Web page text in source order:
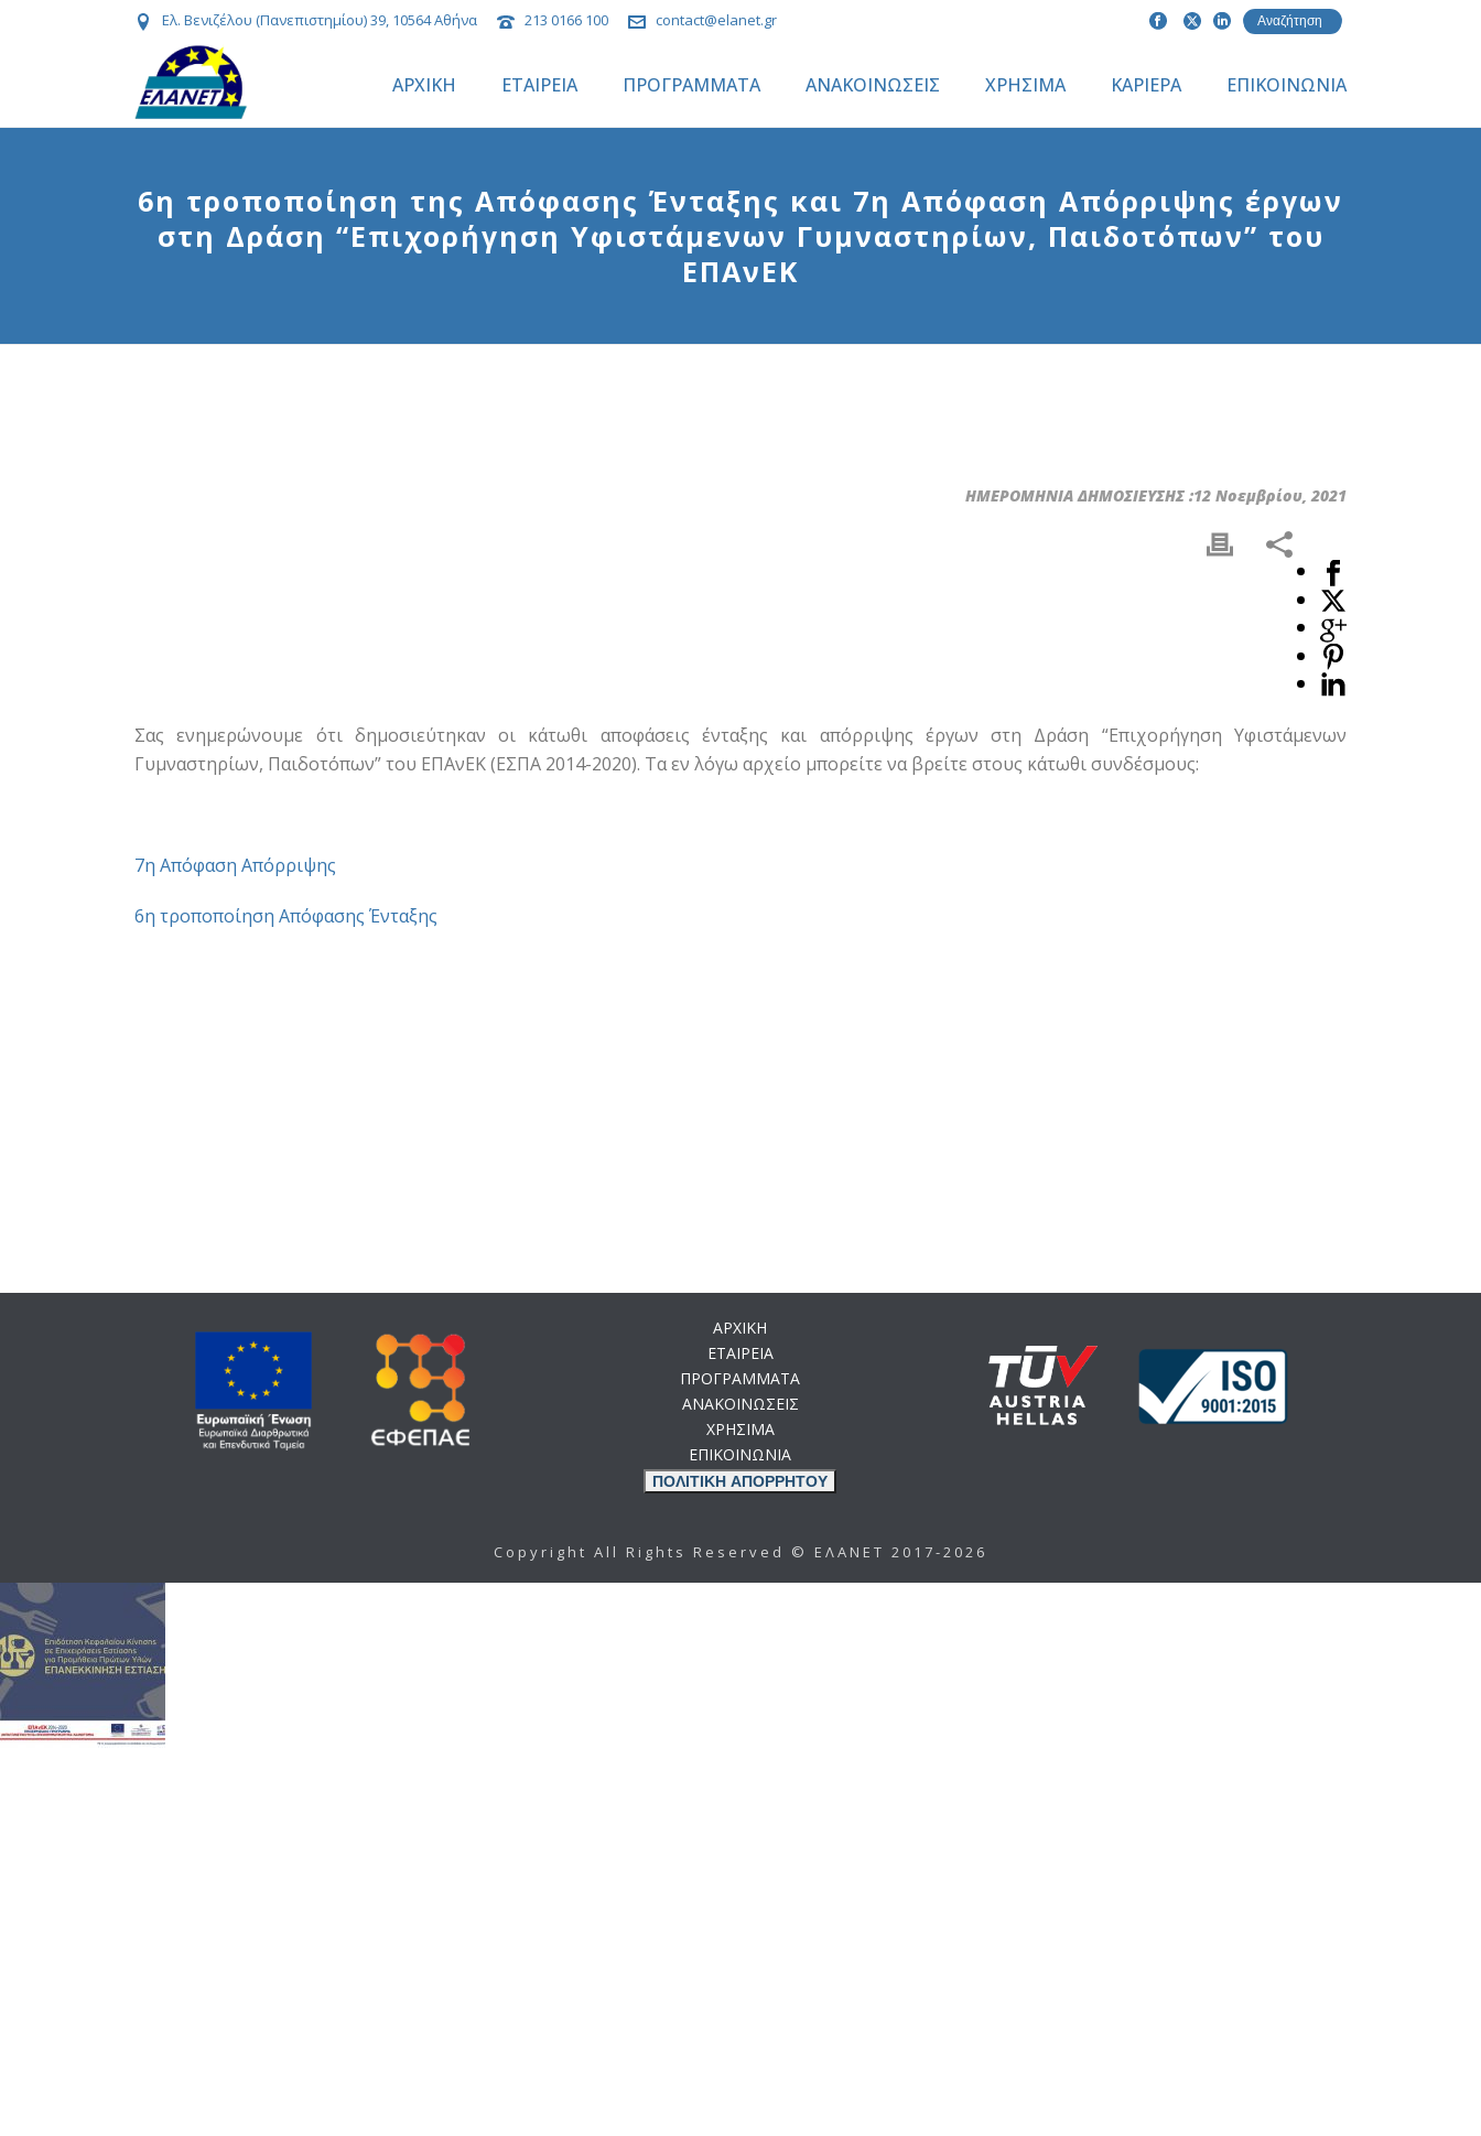
Ελ. Βενιζέλου (Πανεπιστημίου) 39, 10564 Αθήνα 213 0166 100 contact@elanet.gr
ΑΡΧΙΚΗ ΕΤΑΙΡΕΙΑ ΠΡΟΓΡΑΜΜΑΤΑ ΑΝΑΚΟΙΝΩΣΕΙΣ ΧΡΗΣΙΜΑ ΚΑΡΙΕΡΑ ΕΠΙΚΟΙΝΩΝΙΑ
6η τροποποίηση της Απόφασης Ένταξης και 7η Απόφαση Απόρριψης έργων
στη Δράση “Επιχορήγηση Υφιστάμενων Γυμναστηρίων, Παιδοτόπων” του
ΕΠΑνΕΚ
ΗΜΕΡΟΜΗΝΙΑ ΔΗΜΟΣΙΕΥΣΗΣ :12 Νοεμβρίου, 2021
Σας ενημερώνουμε ότι δημοσιεύτηκαν οι κάτωθι αποφάσεις ένταξης και απόρριψης έργων στη Δράση “Επιχορήγηση Υφιστάμενων
Γυμναστηρίων, Παιδοτόπων” του ΕΠΑνΕΚ (ΕΣΠΑ 2014-2020). Τα εν λόγω αρχείο μπορείτε να βρείτε στους κάτωθι συνδέσμους:
7η Απόφαση Απόρριψης
6η τροποποίηση Απόφασης Ένταξης
ΑΡΧΙΚΗ
ΕΤΑΙΡΕΙΑ
ΠΡΟΓΡΑΜΜΑΤΑ
ΑΝΑΚΟΙΝΩΣΕΙΣ
ΧΡΗΣΙΜΑ
ΕΠΙΚΟΙΝΩΝΙΑ
ΠΟΛΙΤΙΚΗ ΑΠΟΡΡΗΤΟΥ
Copyright All Rights Reserved © ΕΛΑΝΕΤ 2017-2026